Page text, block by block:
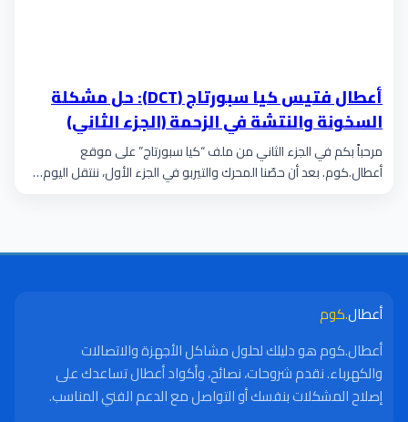
أعطال فتيس كيا سبورتاج (DCT): حل مشكلة
السخونة والنتشة في الزحمة (الجزء الثاني)
مرحباً بكم في الجزء الثاني من ملف “كيا سبورتاج” على موقع
أعطال.كوم. بعد أن حصّنا المحرك والتيربو في الجزء الأول، ننتقل اليوم…
أعطال.كوم
أعطال.كوم هو دليلك لحلول مشاكل الأجهزة والاتصالات
والكهرباء. نقدم شروحات، نصائح، وأكواد أعطال تساعدك على
إصلاح المشكلات بنفسك أو التواصل مع الدعم الفني المناسب.